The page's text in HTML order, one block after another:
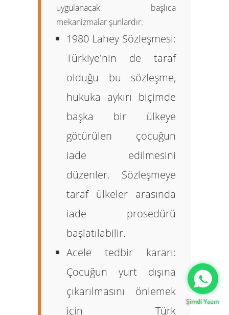
Şimdi Yazın
uygulanacak başlıca
mekanizmalar şunlardır:
1980 Lahey Sözleşmesi:
Türkiye'nin de taraf
olduğu bu sözleşme,
hukuka aykırı biçimde
başka bir ülkeye
götürülen çocuğun
iade edilmesini
düzenler. Sözleşmeye
taraf ülkeler arasında
iade prosedürü
başlatılabilir.
Acele tedbir kararı:
Çocuğun yurt dışına
çıkarılmasını önlemek
için Türk